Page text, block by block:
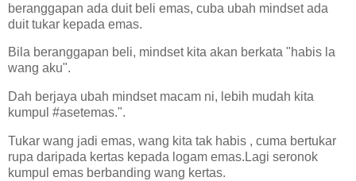
beranggapan ada duit beli emas, cuba ubah mindset ada
duit tukar kepada emas.
Bila beranggapan beli, mindset kita akan berkata "habis la
wang aku".
Dah berjaya ubah mindset macam ni, lebih mudah kita
kumpul #asetemas.".
Tukar wang jadi emas, wang kita tak habis , cuma bertukar
rupa daripada kertas kepada logam emas.Lagi seronok
kumpul emas berbanding wang kertas.